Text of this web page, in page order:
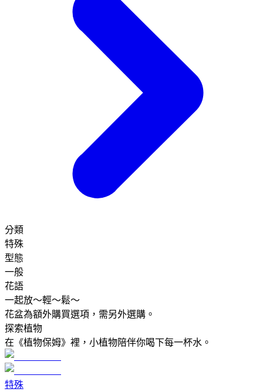
分類
特殊
型態
一般
花語
一起放～輕～鬆～
花盆為額外購買選項，需另外選購。
探索植物
在《植物保姆》裡，小植物陪伴你喝下每一杯水。
特殊